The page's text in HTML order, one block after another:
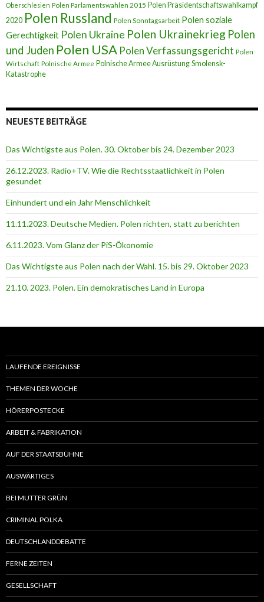
Oberschlesien Polen Parlamentswahlen 2015 Polen Präsidentschaftswahlkampf
2020 Polen Russland Polen Sonntagsarbeit Polen soziale
Gerechtigkeit Polen Ukraine Polen Ukrainekrieg Polen
und Juden Polen USA Polen Verfassungsgericht Polen
Wirtschaft Polnische Armee Polnische Armee Ausrüstung Smolensk-
Katastrophe
NEUESTE BEITRÄGE
Das Wichtigste aus Polen. 30. Oktober bis 24. Dezember 2023
26.12.2023. Radio+TV. Wie die Rechtsstaatlichkeit in Polen
gesundet
Einhundert und ein Jahr Menschlichkeit
11.11.2023. Deutsche Medien. Polen richten, statt zu berichten
6.11.2023. Vom Glanz der PiS-Ӧkonomie
Das Wichtigste aus Polen nach der Wahl. 15. bis 29. Oktober 2023
21.10. 2023. Polen. Ein demokratisches Land in Europa
LAUFENDE EREIGNISSE
THEMEN DER WOCHE
HÖRERPOSTECKE
ARBEIT & FABRIKATION
AUF DER STAATSBÜHNE
AUSWÄRTIGES
BEI MUTTER GRÜN
CRIMINAL POLKA
DEUTSCHLANDDEBATTE
FERNE ZEITEN
GESELLSCHAFT